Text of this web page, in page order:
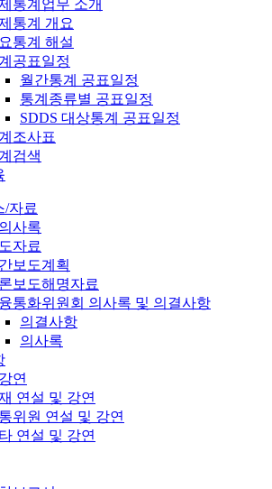
통계업무 소개
통계 개요
통계 해설
공표일정
월간통계 공표일정
통계종류별 공표일정
SDDS 대상통계 공표일정
조사표
검색
/자료
사록
자료
보도계획
보도해명자료
통화위원회 의사록 및 의결사항
의결사항
의사록
연
연설 및 강연
위원 연설 및 강연
연설 및 강연